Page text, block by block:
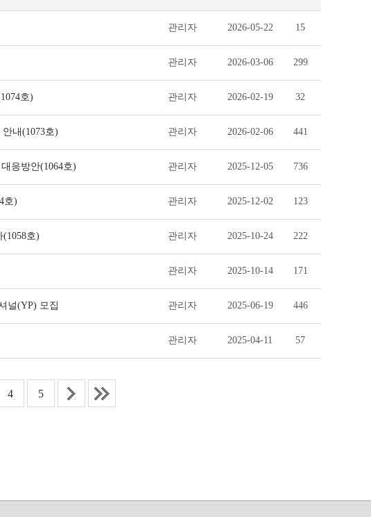
관리자 2026-05-22 15
관리자 2026-03-06 299
호) 관리자 2026-02-19 32
내(1073호) 관리자 2026-02-06 441
응방안(1064호) 관리자 2025-12-05 736
호) 관리자 2025-12-02 123
호) 관리자 2025-10-24 222
관리자 2025-10-14 171
널(YP) 모집 관리자 2025-06-19 446
관리자 2025-04-11 57
4 5